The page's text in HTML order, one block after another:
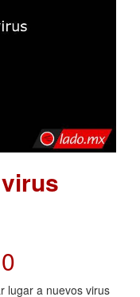
lugar a nuevos virus